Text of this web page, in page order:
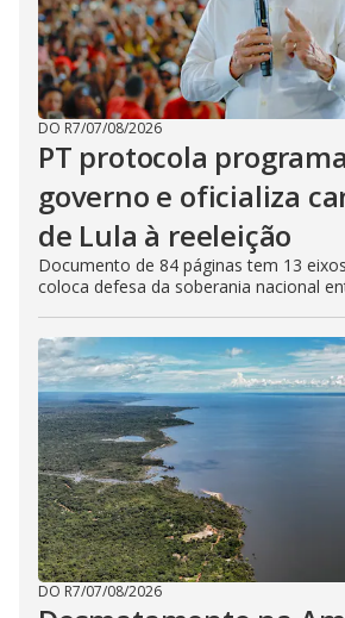
DO R7/07/08/2026
PT protocola
governo e oficializa
de Lula à reeleição
Documento de 84 páginas tem 13
coloca defesa da soberania nacional
DO R7/07/08/2026